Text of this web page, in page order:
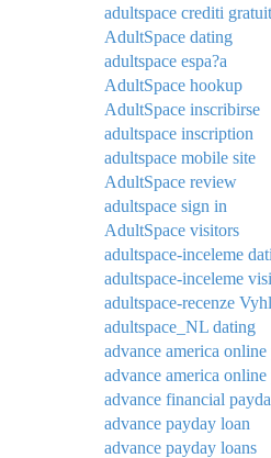
adultspace crediti
AdultSpace dating
adultspace espa?a
AdultSpace hookup
AdultSpace inscribirse
adultspace inscription
adultspace mobile site
AdultSpace review
adultspace sign in
AdultSpace visitors
adultspace-inceleme
adultspace-inceleme
adultspace-recenze
adultspace_NL dating
advance america
advance america
advance financial
advance payday loan
advance payday loans